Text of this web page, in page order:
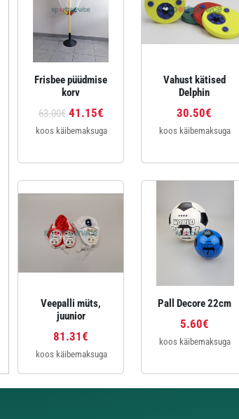
Frisbee püüdmise
korv
63.00€ 41.15€
koos käibemaksuga
Vahust kätised
Delphin
30.50€
koos käibemaksuga
Veepalli müts,
juunior
81.31€
koos käibemaksuga
Pall Decore 22cm
5.60€
koos käibemaksuga